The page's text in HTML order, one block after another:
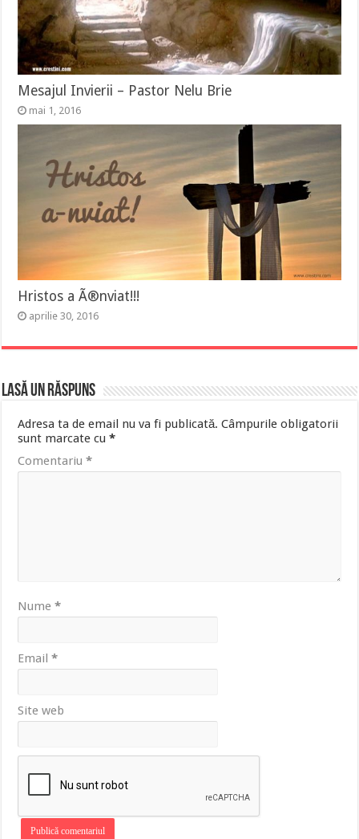
Mesajul Invierii – Pastor Nelu Brie
mai 1, 2016
Hristos a Ã®nviat!!!
aprilie 30, 2016
Lasă un răspuns
Adresa ta de email nu va fi publicată. Câmpurile obligatorii
sunt marcate cu*
Comentariu*
Nume*
Email*
Site web